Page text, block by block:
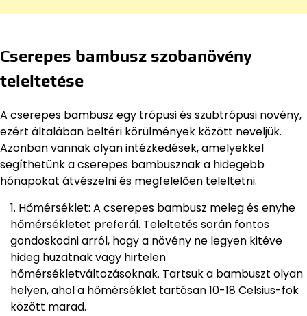
Cserepes bambusz szobanövény
teleltetése
A cserepes bambusz egy trópusi és szubtrópusi növény,
ezért általában beltéri körülmények között neveljük.
Azonban vannak olyan intézkedések, amelyekkel
segíthetünk a cserepes bambusznak a hidegebb
hónapokat átvészelni és megfelelően teleltetni.
Hőmérséklet: A cserepes bambusz meleg és enyhe
hőmérsékletet preferál. Teleltetés során fontos
gondoskodni arról, hogy a növény ne legyen kitéve
hideg huzatnak vagy hirtelen
hőmérsékletváltozásoknak. Tartsuk a bambuszt olyan
helyen, ahol a hőmérséklet tartósan 10-18 Celsius-fok
között marad.